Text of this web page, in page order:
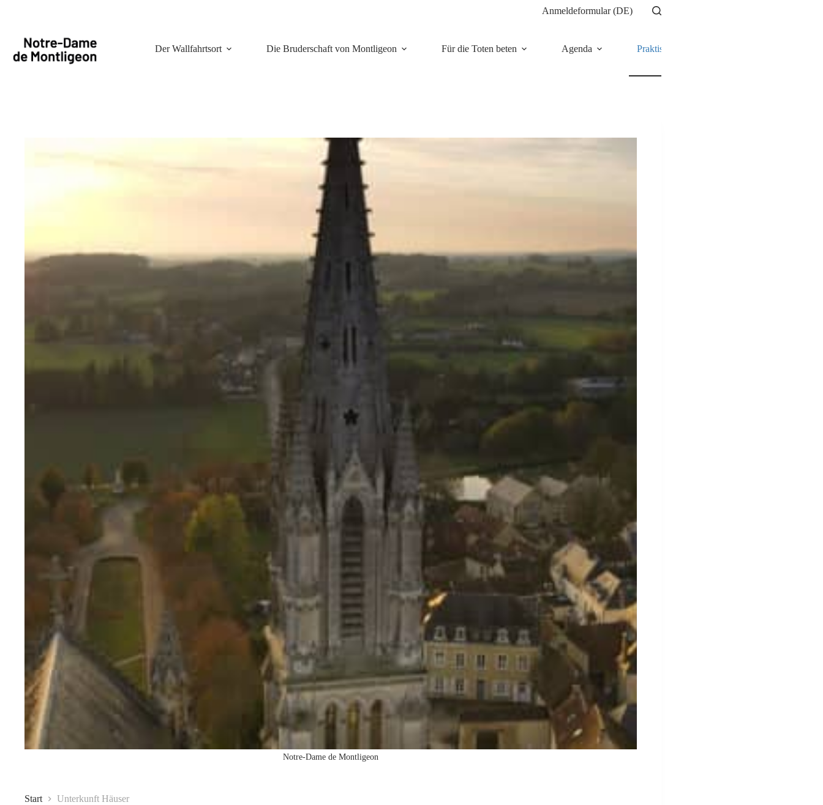
Anmeldeformular (DE)
Der Wallfahrtsort Die Bruderschaft von Montligeon Für die Toten beten Agenda Praktische Info
Notre-Dame de Montligeon
Start Unterkunft Häuser